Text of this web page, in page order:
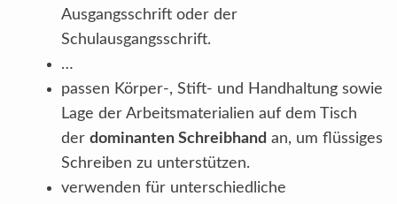
Ausgangsschrift oder der
Schulausgangsschrift.
…
passen Körper-, Stift- und Handhaltung sowie
Lage der Arbeitsmaterialien auf dem Tisch
der dominanten Schreibhand an, um flüssiges
Schreiben zu unterstützen.
verwenden für unterschiedliche